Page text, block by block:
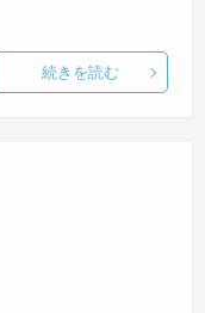
続きを読む